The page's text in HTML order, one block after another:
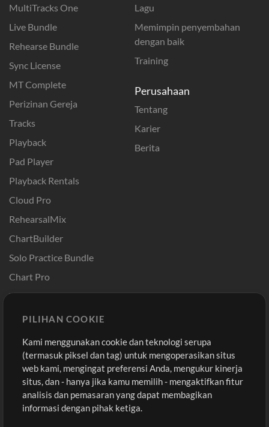
MultiTracks One
Live Bundle
Rehearse Bundle
Sync License
MT Complete
Perizinan Gereja
Tracks
Playback
Pad Player
Playback Rentals
Cloud Pro
RehearsalMix
ChartBuilder
Solo Practice Bundle
Chart Pro
Template ProPresenter
Sound
Lagu
Memimpin penyembahan
dengan baik
Training
Perusahaan
Tentang
Karier
Berita
Pembelian
Beli Kredit
Konten Gratis
Permintaan Lagu
Akun
Masuk
Daftar
Lihat Keranjang
PILIHAN COOKIE
Kami menggunakan cookie dan teknologi serupa
(termasuk piksel dan tag) untuk mengoperasikan situs
web kami, mengingat preferensi Anda, mengukur kinerja
situs, dan - hanya jika kamu memilih - mengaktifkan fitur
analisis dan pemasaran yang dapat membagikan
informasi dengan pihak ketiga.